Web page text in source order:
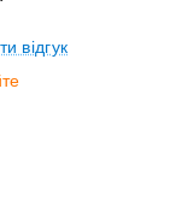
відгук